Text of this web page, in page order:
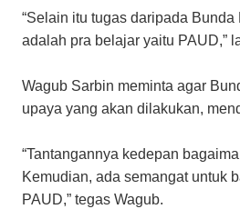
“Selain itu tugas daripada
adalah pra belajar yaitu PAUD,”
Wagub Sarbin meminta agar
upaya yang akan dilakukan,
“Tantangannya kedepan
Kemudian, ada semangat untuk
PAUD,” tegas Wagub.